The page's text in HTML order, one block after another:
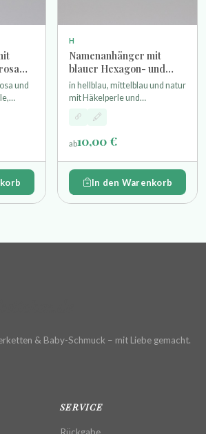
und
H
Namenanhänger mit
blauer Hexagon- und
Häkelperle und
Wunschgravur
in hellblau, mittelblau und natur
mit Häkelperle und
Hexagonperlen einer gravierte
Namensperle und
ab10,00 €
In den Warenkorb
& Baby-Schmuck – mit Liebe gemacht.
SERVICE
Rückgabe